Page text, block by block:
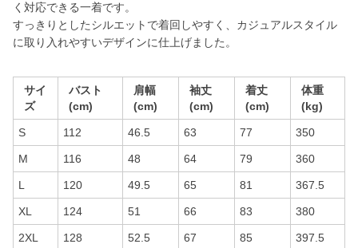
く対応できる一着です。
すっきりとしたシルエットで着回しやすく、カジュアルスタイル
に取り入れやすいデザインに仕上げました。
サイ
ズ
バスト
(cm)
肩幅
(cm)
袖丈
(cm)
着丈
(cm)
体重
(kg)
S 112 46.5 63 77 350
M 116 48 64 79 360
L 120 49.5 65 81 367.5
XL 124 51 66 83 380
2XL 128 52.5 67 85 397.5